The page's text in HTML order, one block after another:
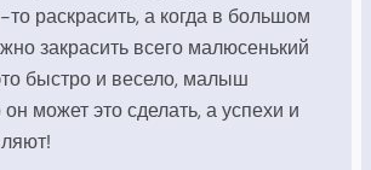
то раскрасить, а когда в большом
закрасить всего малюсенький
быстро и весело, малыш
он может это сделать, а успехи и